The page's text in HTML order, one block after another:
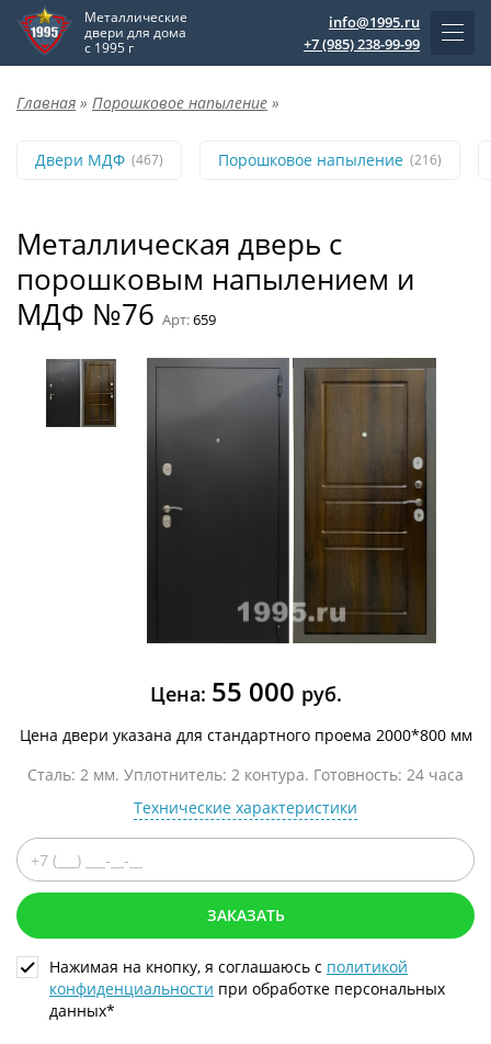
Металлические
двери для дома
с 1995 г
info@1995.ru
+7 (985) 238-99-99
Главная » Порошковое напыление »
Двери МДФ (467) Порошковое напыление (216)
Металлическая дверь с
порошковым напылением и
МДФ №76 Арт:659
Цена: 55 000 руб.
Цена двери указана для стандартного проема 2000*800 мм
Сталь: 2 мм. Уплотнитель: 2 контура. Готовность: 24 часа
Технические характеристики
ЗАКАЗАТЬ
Нажимая на кнопку, я соглашаюсь с политикой
конфиденциальности при обработке персональных
данных*